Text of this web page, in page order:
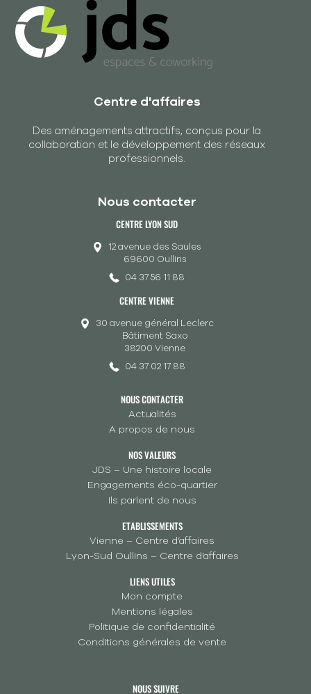
Centre d'affaires
Des aménagements attractifs, conçus pour la
collaboration et le développement des réseaux
professionnels.
Nous contacter
CENTRE LYON SUD
12 avenue des Saules
69600 Oullins
04 37 56 11 88
CENTRE VIENNE
30 avenue général Leclerc
Bâtiment Saxo
38200 Vienne
04 37 02 17 88
NOUS CONTACTER
Actualités
A propos de nous
NOS VALEURS
JDS – Une histoire locale
Engagements éco-quartier
Ils parlent de nous
ETABLISSEMENTS
Vienne – Centre d’affaires
Lyon-Sud Oullins – Centre d’affaires
LIENS UTILES
Mon compte
Mentions légales
Politique de confidentialité
Conditions générales de vente
NOUS SUIVRE